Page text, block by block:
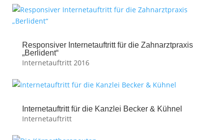
Responsiver Internetauftritt für die Zahnarztpraxis
„Berlident“
Internetauftritt 2016
Internetauftritt für die Kanzlei Becker & Kühnel
Internetauftritt